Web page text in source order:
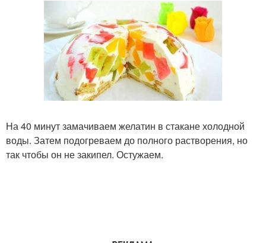
На 40 минут замачиваем желатин в стакане холодной
воды. Затем подогреваем до полного растворения, но
так чтобы он не закипел. Остужаем.